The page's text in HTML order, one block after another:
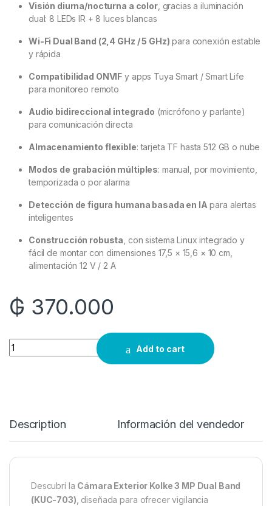
Visión diurna/nocturna a color, gracias a iluminación
dual: 8 LEDs IR + 8 luces blancas
Wi-Fi Dual Band (2,4 GHz / 5 GHz) para conexión estable
y rápida
Compatibilidad ONVIF y apps Tuya Smart / Smart Life
para monitoreo remoto
Audio bidireccional integrado (micrófono y parlante)
para comunicación directa
Almacenamiento flexible: tarjeta TF hasta 512 GB o nube
Modos de grabación múltiples: manual, por movimiento,
temporizada o por alarma
Detección de figura humana basada en IA para alertas
inteligentes
Construcción robusta , con sistema Linux integrado y
fácil de montar con dimensiones 17,5 × 15,6 × 10 cm,
alimentación 12 V / 2 A
₲ 370.000
Quantity
Add to cart
Description Información del vendedor
Descubrí la Cámara Exterior Kolke 3 MP Dual Band
(KUC-703) , diseñada para ofrecer vigilancia